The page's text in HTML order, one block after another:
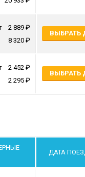
2 889
8 320
ВЫБРАТЬ
2 452
2 295
ВЫБРАТЬ
ДАТА